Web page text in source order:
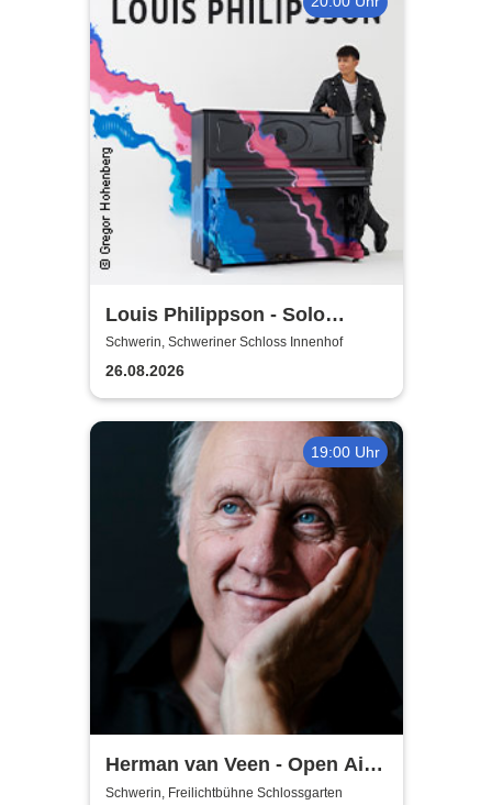
Louis Philippson - Solo
Konzerte 2026
Schwerin, Schweriner Schloss Innenhof
26.08.2026
19:00 Uhr
Herman van Veen - Open Air
2026
Schwerin, Freilichtbühne Schlossgarten